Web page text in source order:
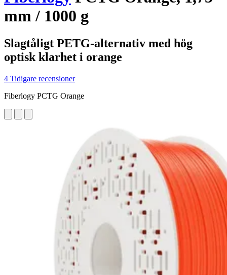
mm / 1000 g
Slagtåligt PETG-alternativ med hög
optisk klarhet i orange
4 Tidigare recensioner
Fiberlogy PCTG Orange